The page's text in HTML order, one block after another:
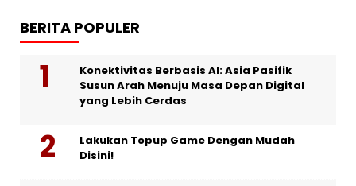
BERITA POPULER
Konektivitas Berbasis AI: Asia Pasifik
Susun Arah Menuju Masa Depan Digital
yang Lebih Cerdas
Lakukan Topup Game Dengan Mudah
Disini!